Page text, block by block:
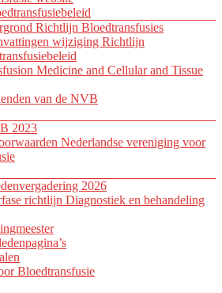
Richtlijn Bloedtransfusies
wijziging Richtlijn
Medicine and Cellular and Tissue
van de NVB
2023
Nederlandse vereniging voor
2026
richtlijn Diagnostiek en behandeling
Bloedtransfusie